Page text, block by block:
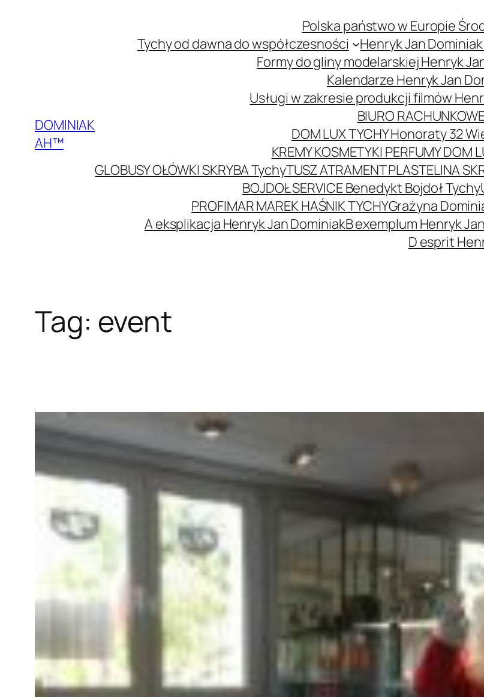
DOMINIAK
AH™
Polska państwo w Europie
Tychy od dawna do współczesności
Henryk Jan
Formy do gliny modelarskiej Henryk
Kalendarze Henryk Jan
Usługi w zakresie produkcji filmów
BIURO
DOM LUX TYCHY Honoraty 32
KREMY KOSMETYKI PERFUMY DOM
GLOBUSY OŁÓWKI SKRYBA TychyTUSZ ATRAMENT PLASTELINA
BOJDOŁ SERVICE Benedykt Bojdoł Tychy
PROFIMAR MAREK HAŚNIK TYCHYGrażyna
A eksplikacja Henryk Jan DominiakB exemplum Henryk
D esprit
Tag: event